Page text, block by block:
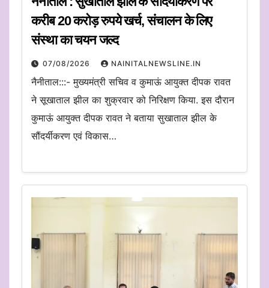
करीब 20 करोड़ रुपये खर्च, संचालन के लिए
संस्था का चयन जल्द
07/08/2026 NAINITALNEWSLINE.IN
नैनीताल:::- मुख्यमंत्री सचिव व कुमाऊं आयुक्त दीपक रावत
ने सूखाताल झील का शुक्रवार को निरिक्षण किया. इस दौरान
कुमाऊं आयुक्त दीपक रावत ने बताया सुखाताल झील के
सौंदर्यीकरण एवं विकास…